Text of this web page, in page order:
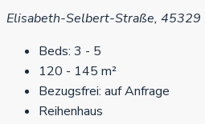
Elisabeth-Selbert-Straße, 45329
Beds: 3 - 5
120 - 145 m²
Bezugsfrei: auf Anfrage
Reihenhaus